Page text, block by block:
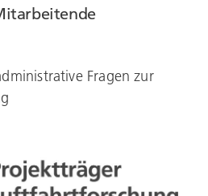
Fragen zur